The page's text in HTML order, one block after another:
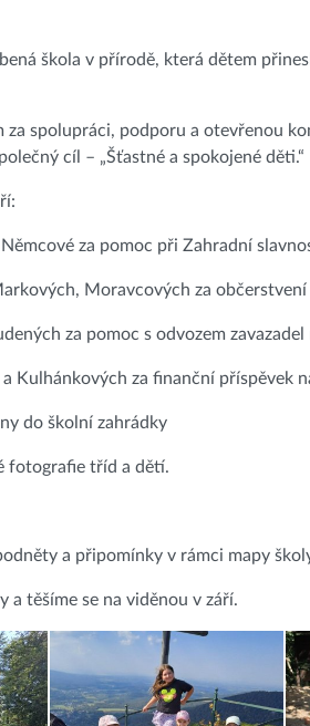
škola v přírodě, která dětem
za spolupráci, podporu a otevřenou
cíl – „Šťastné a spokojené děti.“
za pomoc při Zahradní
Moravcových za občerstvení
za pomoc s odvozem zavazadel
Kulhánkových za finanční příspěvek
do školní zahrádky
fotografie tříd a dětí.
a připomínky v rámci mapy
a těšíme se na viděnou v září.